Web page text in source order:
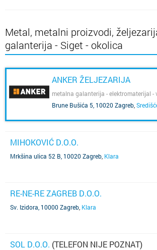
Metal, metalni proizvodi,
galanterija - Siget - okolica
ANKER ŽELJEZARIJA
metalna galanterija - elektromaterijal -
sanitarije - boje i lakovi - izrada ključevi
Brune Bušića 5, 10020 Zagreb
MIHOKOVIĆ D.O.O.
Mrkšina ulica 52 B, 10020 Zagreb Klara
RE-NE-RE ZAGREB D.O.O.
Sv. Izidora, 10000 Zagreb Klara
SOL D.O.O. (TELEFON NIJE POZNAT)